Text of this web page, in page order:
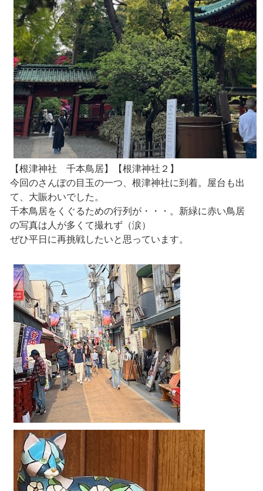
【根津神社 千本鳥居】【根津神社２】
今回のさんぽの目玉の一つ、根津神社に到着。屋台も出
て、大賑わいでした。
千本鳥居をくぐるための行列が・・・。新緑に赤い鳥居
の写真は人が多くて撮れず（涙）
ぜひ平日に再挑戦したいと思っています。